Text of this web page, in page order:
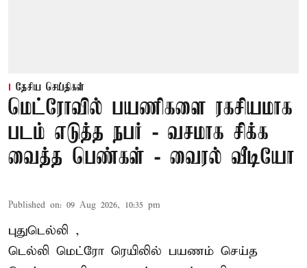
தேசிய செய்திகள்
மெட்ரோவில் பயணிகளை ரகசியமாக
படம் எடுத்த நபர் - வசமாக சிக்க
வைத்த பெண்கள் - வைரல் வீடியோ
Published on: 09 Aug 2026, 10:35 pm
புதுடெல்லி ,
டெல்லி மெட்ரோ ரெயிலில் பயணம் செய்த